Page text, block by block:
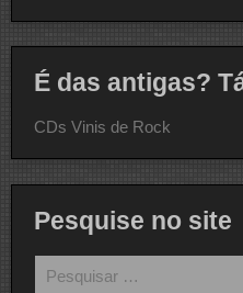
É das antigas?
CDs Vinis de Rock
Pesquise no site
por: